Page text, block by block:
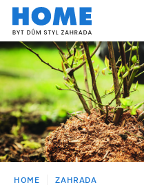
HOME ZAHRADA